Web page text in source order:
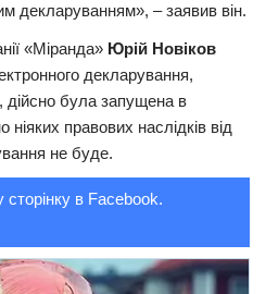
декларуванням», – заявив він.
«Міранда» Юрій Новіков
декларування,
дійсно була запущена в
правових наслідків від
не буде.
в Facebook.